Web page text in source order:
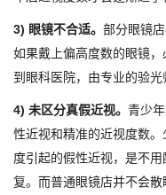
3) 眼镜不合适。 部分眼镜
如果戴上偏高度数的眼镜
到眼科医院，由专业的验光
4) 未区分真假近视。 青少
性近视和精准的近视度数
度引起的假性近视，是不
复。而普通眼镜店并不会散